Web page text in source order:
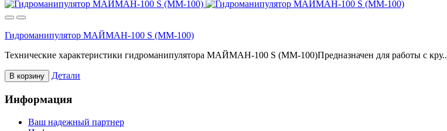
Гидроманипулятор МАЙМАН-100 S (ММ-100)
Технические характеристики гидроманипулятора МАЙМАН-100 S (ММ-100)Предназначен для работы с кру..
В корзину Детали
Информация
Ваш надежный партнер